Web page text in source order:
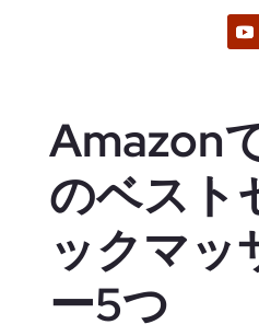
Amazon
のベスト
ックマッ
ー5つ